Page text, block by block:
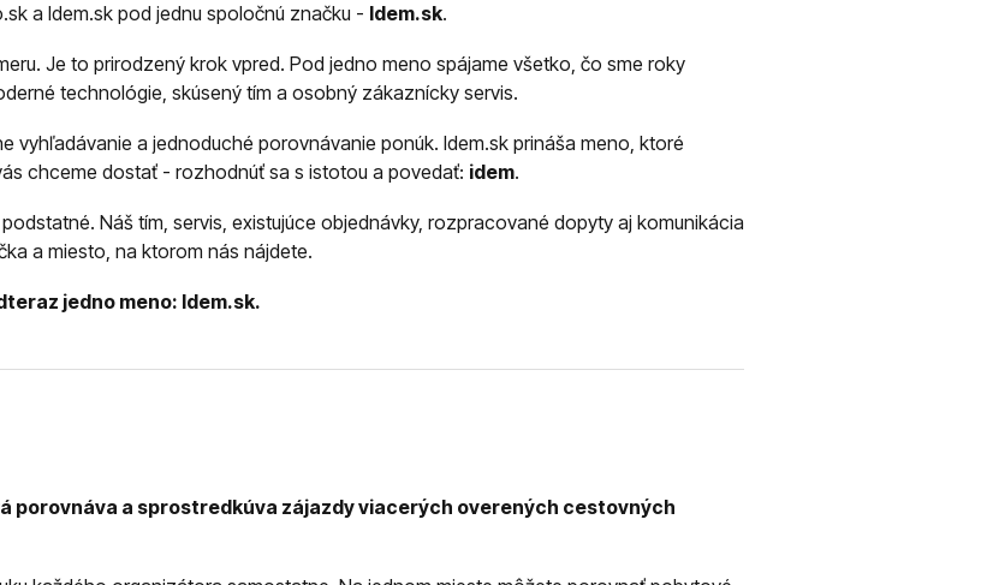
a Idem.sk pod jednu spoločnú značku - Idem.sk.
Je to prirodzený krok vpred. Pod jedno meno spájame všetko, čo sme roky
technológie, skúsený tím a osobný zákaznícky servis.
vyhľadávanie a jednoduché porovnávanie ponúk. Idem.sk prináša meno, ktoré
chceme dostať - rozhodnúť sa s istotou a povedať: idem.
Náš tím, servis, existujúce objednávky, rozpracované dopyty aj komunikácia
a miesto, na ktorom nás nájdete.
jedno meno: Idem.sk.
porovnáva a sprostredkúva zájazdy viacerých overených cestovných